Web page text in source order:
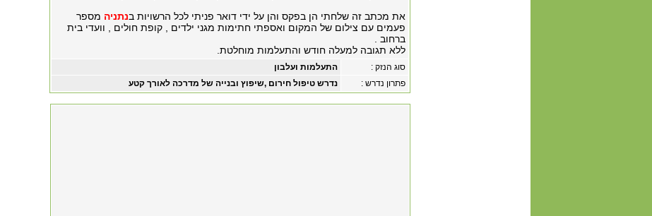
את מכתב זה שלחתי הן בפקס והן על ידי דואר פניתי לכל הרשויות בנתניה מספר
פעמים עם צילום של המקום ואספתי חתימות מגני ילדים , קופת חולים , וועדי בית
ברחוב .
ללא תגובה למעלה חודש והתעלמות מוחלטת.
התעלמות ועלבון
סוג הנזק :
נדרש טיפול חירום ,שיפוץ ובנייה של מדרכה לאורך קטע
פתרון נדרש :